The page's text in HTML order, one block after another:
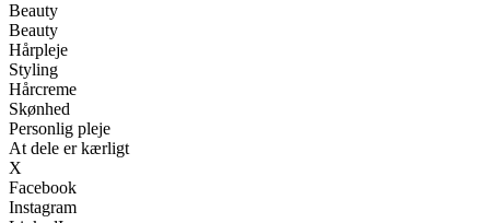
Beauty
Beauty
Hårpleje
Styling
Hårcreme
Skønhed
Personlig pleje
At dele er kærligt
X
Facebook
Instagram